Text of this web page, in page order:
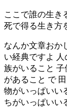
ここで誰の生き
死で得る生き方
なんか文章おか
い経典ですよ
族がいること
があること で
物がいっぱいい
ちがいっぱいい